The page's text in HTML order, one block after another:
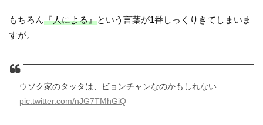
もちろん『人による』という言葉が1番しっくりきてしまいま
すが。
ウソク家のタッタは、ビョンチャンなのかもしれない
pic.twitter.com/nJG7TMhGiQ